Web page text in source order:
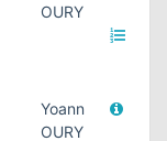
OURY
Yoann
OURY